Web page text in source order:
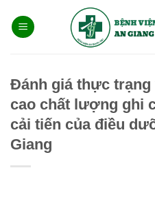
qua
Đánh giá thực trạng
cao chất lượng ghi
cải tiến của điều
Giang